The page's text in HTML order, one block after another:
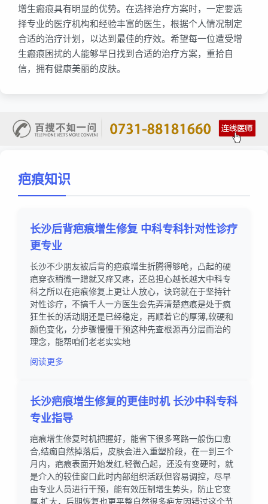
增生瘢痕具有明显的优势。在选择治疗方案时，一定要选
择专业的医疗机构和经验丰富的医生，根据个人情况制定
合适的治疗计划，以达到最佳的疗效。希望每一位遭受增
生瘢痕困扰的人能够早日找到合适的治疗方案，重拾自
信，拥有健康美丽的皮肤。
疤痕知识
长沙后背疤痕增生修复 中科专科针对性诊疗
更专业
长沙不少朋友被后背的疤痕增生折腾得够呛，凸起的硬
疤穿衣稍微一蹭就又痒又疼，还总担心越长越大中科专
科之所以在疤痕修复上更让人放心，诀窍就在于坚持针
对性诊疗，不搞千人一方医生会先弄清楚疤痕是处于疯
狂生长的活动期还是已经稳定，再顺着它的厚薄,软硬和
颜色变化，分步骤慢慢干预这种先查根源再分层而治的
理念，能帮咱们老老实实地
阅读更多
长沙疤痕增生修复的更佳时机 长沙中科专科
专业指导
疤痕增生修复时机把握好，能省下很多弯路一般伤口愈
合,结痂自然掉落后，皮肤会进入重塑阶段，在一到三个
月内，疤痕表面开始发红,轻微凸起，还没有变硬时，就
是介入的较佳窗口此时内部组织活跃但容易调控，尽早
由专业人员进行干预，能有效压制增生势头，防止它变
厚,扩大，后期恢复也更平整自然很多疤友因错过这个节